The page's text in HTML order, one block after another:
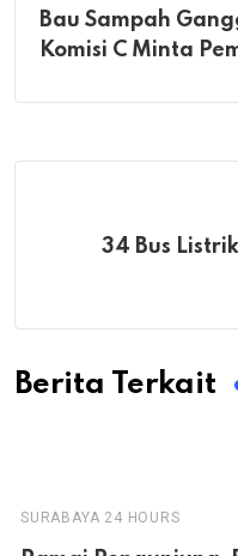
Bau Sampah
Komisi C Minta
34 Bus
Berita Terkait
SURABAYA 24 HOURS